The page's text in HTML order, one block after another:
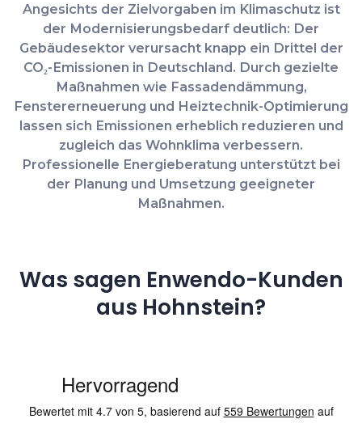
Angesichts der Zielvorgaben im Klimaschutz ist
der Modernisierungsbedarf deutlich: Der
Gebäudesektor verursacht knapp ein Drittel der
CO₂-Emissionen in Deutschland. Durch gezielte
Maßnahmen wie Fassadendämmung,
Fenstererneuerung und Heiztechnik-Optimierung
lassen sich Emissionen erheblich reduzieren und
zugleich das Wohnklima verbessern.
Professionelle Energieberatung unterstützt bei
der Planung und Umsetzung geeigneter
Maßnahmen.
Was sagen Enwendo-Kunden
aus Hohnstein?